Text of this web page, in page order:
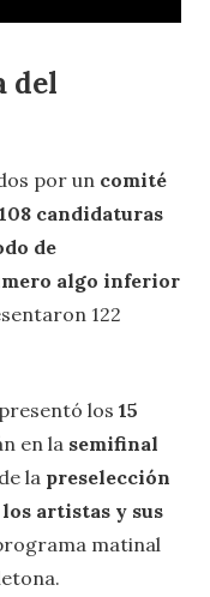
del
por un comité
108 candidaturas
de
algo inferior
122
los 15
en la semifinal
de la preselección
artistas y sus
matinal